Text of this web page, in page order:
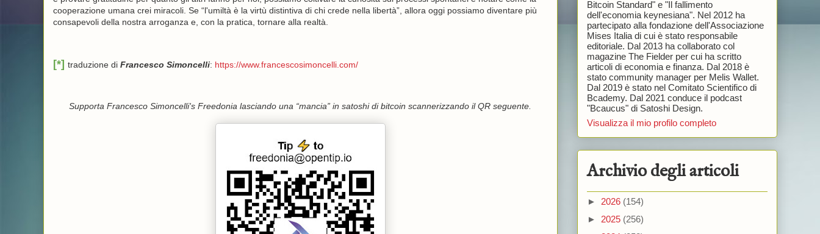
cooperazione umana crei miracoli. Se “l'umiltà è la virtù distintiva di chi crede nella libertà”, allora oggi possiamo diventare più
consapevoli della nostra arroganza e, con la pratica, tornare alla realtà.
[*] traduzione di Francesco Simoncelli: https://www.francescosimoncelli.com/
Supporta Francesco Simoncelli's Freedonia lasciando una “mancia” in satoshi di bitcoin scannerizzando il QR seguente.
Bitcoin Standard" e "Il fallimento
dell'economia keynesiana". Nel 2012 ha
partecipato alla fondazione dell'Associazione
Mises Italia di cui è stato responsabile
editoriale. Dal 2013 ha collaborato col
magazine The Fielder per cui ha scritto
articoli di economia e finanza. Dal 2018 è
stato community manager per Melis Wallet.
Dal 2019 è stato nel Comitato Scientifico di
Bcademy. Dal 2021 conduce il podcast
"Bcaucus" di Satoshi Design.
Visualizza il mio profilo completo
Archivio degli articoli
► 2026 (154)
► 2025 (256)